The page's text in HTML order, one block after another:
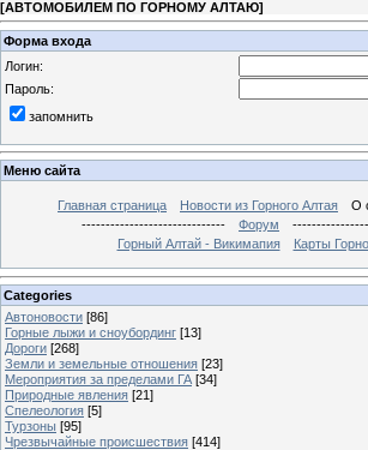
[АВТОМОБИЛЕМ ПО ГОРНОМУ АЛТАЮ]
Форма входа
Логин:
Пароль:
запомнить
Меню сайта
Главная страница Новости из Горного Алтая О
------------------------------
Форум
Горный Алтай - Викимапия
Карты
Categories
Автоновости [86]
Горные лыжи и сноубординг [13]
Дороги [268]
Земли и земельные отношения [23]
Мероприятия за пределами ГА [34]
Природные явления [21]
Спелеология [5]
Турзоны [95]
Чрезвычайные происшествия [414]